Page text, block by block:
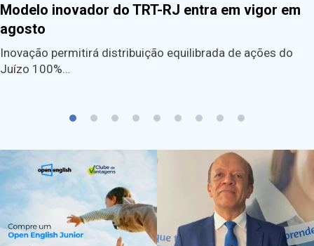
Modelo inovador do TRT-RJ entra em vigor em
agosto
Inovação permitirá distribuição equilibrada de ações do
Juízo 100%…